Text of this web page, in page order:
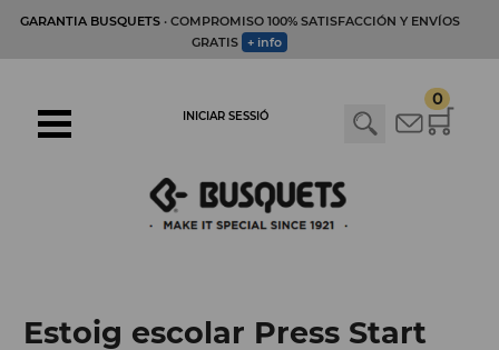
GARANTIA BUSQUETS· COMPROMISO 100% SATISFACCIÓN Y ENVÍOS
GRATIS + info
0
INICIAR SESSIÓ
Estoig escolar Press Start